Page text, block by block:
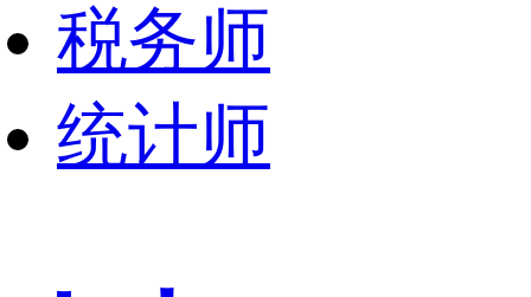
税务师
统计师